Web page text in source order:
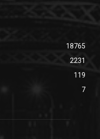
18765
2231
119
7